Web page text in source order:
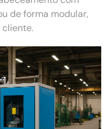
de forma modular,
cliente.